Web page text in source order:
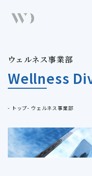
ウェ ルネス事業部
Wellness
トップ ウェルネス事業部
事業概要
Press
サステナビリテ
IR情報
Recruit
採用情報